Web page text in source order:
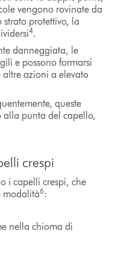
vengono rovinate da
protettivo, la
4.
danneggiata, le
e possono formarsi
azioni a elevato
queste
alla punta del capello,
crespi
i capelli crespi, che
modalità6:
nella chioma di